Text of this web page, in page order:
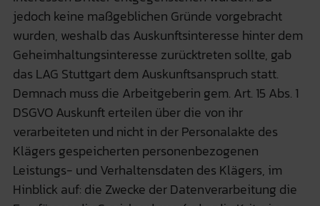
jedoch keine maßgeblichen Gründe vorgebracht
wurden, weshalb das Auskunftsinteresse hinter dem
Geheimhaltungsinteresse zurücktreten sollte, gab
das LAG Stuttgart dem Auskunftsanspruch statt.
Demnach muss die Arbeitgeberin gem. Art. 15 Abs. 1
DSGVO Auskunft erteilen über die von ihr
verarbeiteten und nicht in der Personalakte des
Klägers gespeicherten personenbezogenen
Leistungs- und Verhaltensdaten des Klägers, im
Hinblick auf: die Zwecke der Datenverarbeitung die